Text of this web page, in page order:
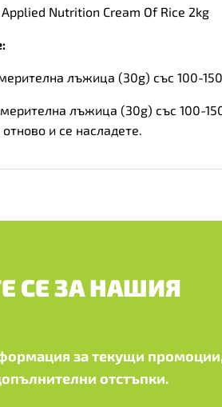
лъжица (30g) със 100-
лъжица (30g) със 100-
и се насладете.
СЕ ЗА НАШИЯ
за текущи
отстъпки.